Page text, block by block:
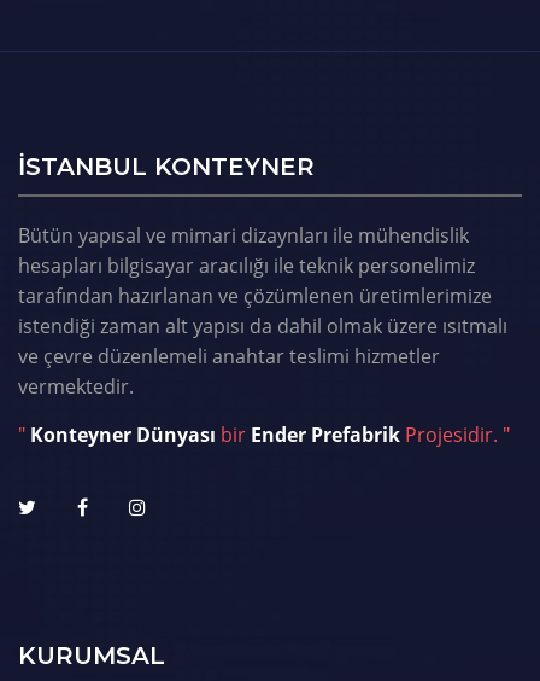
ISTANBUL KONTEYNER
Bütün yapısal ve mimari dizaynları ile mühendislik
hesapları bilgisayar aracılığı ile teknik personelimiz
tarafından hazırlanan ve çözümlenen üretimlerimize
istendiği zaman alt yapısı da dahil olmak üzere ısıtmalı
ve çevre düzenlemeli anahtar teslimi hizmetler
vermektedir.
" Konteyner Dünyası bir Ender Prefabrik Projesidir. "
KURUMSAL